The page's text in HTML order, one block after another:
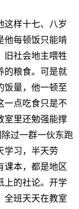
这样十七、八岁
他每顿饭只能啃
旧社会地主喂牲
粮食。可是就
饭量，他一顿至
一点吃食只是不
室里还勉强能撑
过一群一伙东跑
学习，半天劳
课本，都是地区
上的社论。开学
全班天天在教室